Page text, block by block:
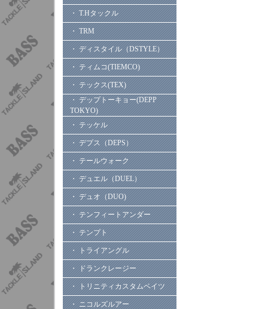
・ T.Hタックル
・ TRM
・ ディスタイル（DSTYLE）
・ ティムコ(TIEMCO)
・ テックス(TEX)
・ デップトーキョー(DEPP
TOKYO)
・ テッケル
・ デプス（DEPS）
・ テールウォーク
・ デュエル（DUEL）
・ デュオ（DUO)
・ テンフィートアンダー
・ テンプト
・ トライアングル
・ ドランクレージー
・ トリニティカスタムベイツ
・ ニコルズルアー